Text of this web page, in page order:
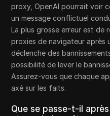
proxy, OpenAI pourrait voir
un message conflictuel
La plus grosse erreur est de
proxies de navigateur après
déclenche des
possibilité de lever le
Assurez-vous que chaque
axé sur les faits.
Que se passe-t-il